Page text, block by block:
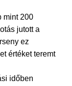
mint 200
jutott a
ez
értéket teremt
időben